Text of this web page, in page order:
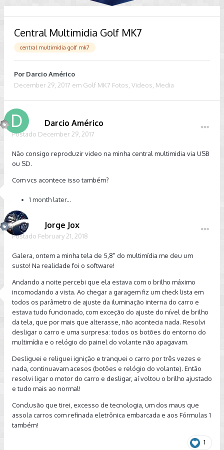
Central Multimidia Golf MK7
central multimidia golf mk7
Por Darcio Américo
December 29, 2017 em Golf MK7 Fotos, Videos, Media
Darcio Américo
Postado December 29, 2017
Não consigo reproduzir video na minha central multimidia via USB
ou SD.
Com vcs acontece isso também?
1 month later...
Jorge Jox
Postado February 21, 2018
Galera, ontem a minha tela de 5,8" do multimídia me deu um
susto! Na realidade foi o software!
Andando a noite percebi que ela estava com o brilho máximo
incomodando a vista. Ao chegar a garagem fiz um check lista em
todos os parâmetro de ajuste da iluminação interna do carro e
estava tudo funcionado, com exceção do ajuste do nível de brilho
da tela, que por mais que alterasse, não acontecia nada. Resolvi
desligar o carro e uma surpresa: todos os botões do entorno do
multimídia e o relógio do painel do volante não apagavam.
Desliguei e religuei ignição e tranquei o carro por três vezes e
nada, continuavam acesos (botões e relógio do volante). Então
resolvi ligar o motor do carro e desligar, aí voltou o brilho ajustado
e tudo mais ao normal!
Conclusão que tirei, excesso de tecnologia, um dos maus que
assola carros com refinada eletrônica embarcada e aos Fórmulas 1
também!
1